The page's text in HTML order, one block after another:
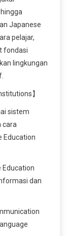
Japanese
pelajar,
fondasi
lingkungan
】
sistem
cara
Education
Education
dan